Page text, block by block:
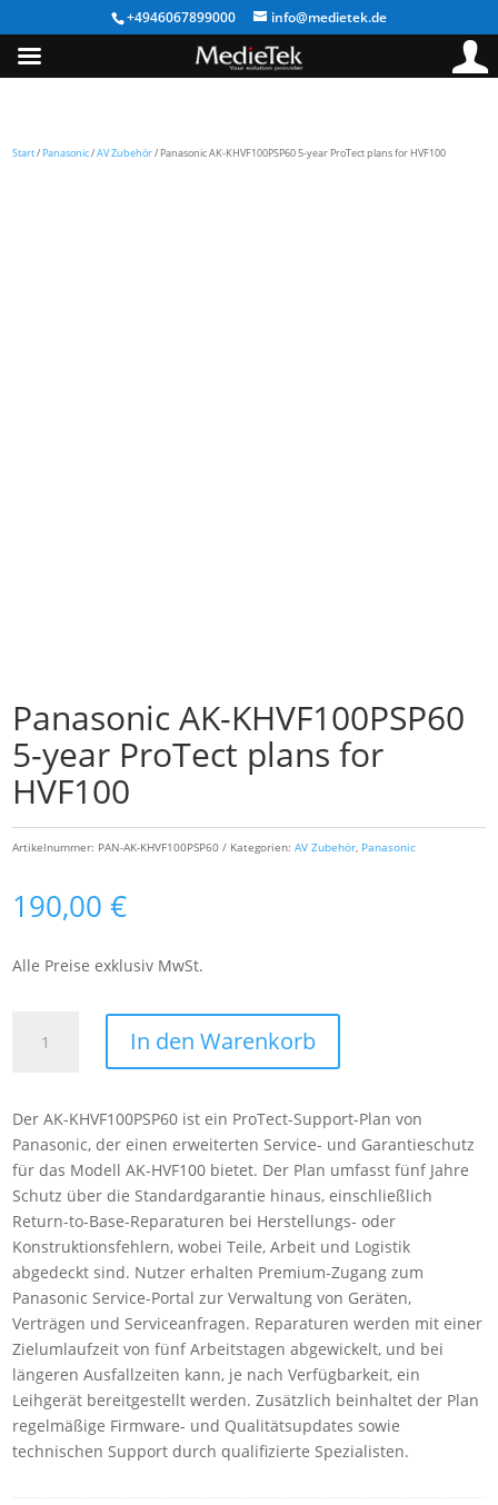
+4946067899000 info@medietek.de
Start/ Panasonic/AV Zubehör/ Panasonic AK-KHVF100PSP60 5-year ProTect plans for HVF100
Panasonic AK-KHVF100PSP60
5-year ProTect plans for
HVF100
Artikelnummer: PAN-AK-KHVF100PSP60 Kategorien:AV Zubehör Panasonic
190,00€
Alle Preise exklusiv MwSt.
KHVF100PSP60
year
ProTect
plans
for
HVF100
Menge
In den Warenkorb
Der AK-KHVF100PSP60 ist ein ProTect-Support-Plan von
Panasonic, der einen erweiterten Service- und Garantieschutz
für das Modell AK-HVF100 bietet. Der Plan umfasst fünf Jahre
Schutz über die Standardgarantie hinaus, einschließlich
Return-to-Base-Reparaturen bei Herstellungs- oder
Konstruktionsfehlern, wobei Teile, Arbeit und Logistik
abgedeckt sind. Nutzer erhalten Premium-Zugang zum
Panasonic Service-Portal zur Verwaltung von Geräten,
Verträgen und Serviceanfragen. Reparaturen werden mit einer
Zielumlaufzeit von fünf Arbeitstagen abgewickelt, und bei
längeren Ausfallzeiten kann, je nach Verfügbarkeit, ein
Leihgerät bereitgestellt werden. Zusätzlich beinhaltet der Plan
regelmäßige Firmware- und Qualitätsupdates sowie
technischen Support durch qualifizierte Spezialisten.